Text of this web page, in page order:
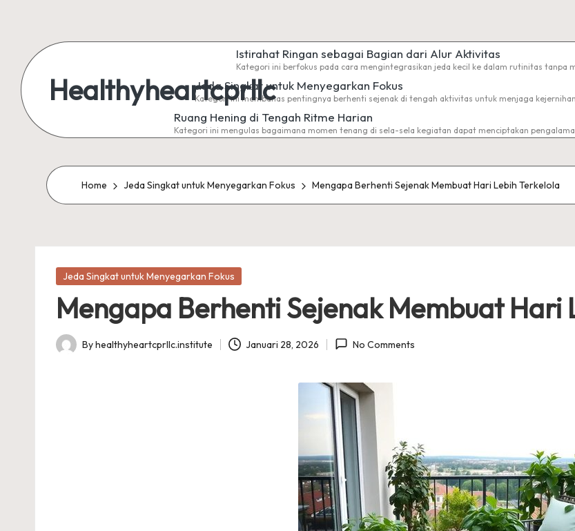
content
Healthyheartcprllc
Istirahat Ringan sebagai Bagian dari Alur Aktivitas
Kategori ini berfokus pada cara mengintegrasikan jeda kecil ke dalam rutinitas
Jeda Singkat untuk Menyegarkan Fokus
Kategori ini membahas pentingnya berhenti sejenak di tengah aktivitas untuk menjaga
Ruang Hening di Tengah Ritme Harian
Kategori ini mengulas bagaimana momen tenang di sela-sela kegiatan dapat menciptakan
Home Jeda Singkat untuk Menyegarkan Fokus Mengapa Berhenti Sejenak Membuat Hari Lebih Terkelola
Posted
Jeda Singkat untuk Menyegarkan Fokus
Mengapa Berhenti Sejenak Membuat Hari
Posted
Byhealthyheartcprllc.institute Januari 28, 2026 No Comments